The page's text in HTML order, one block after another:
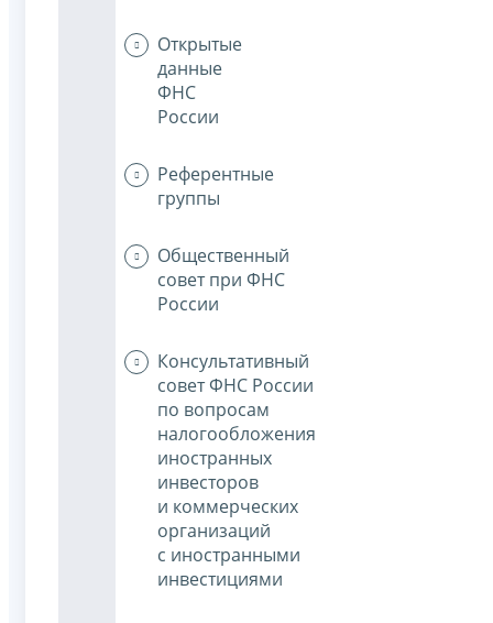
Открытые
данные
ФНС
России
Референтные
группы
Общественный
совет при ФНС
России
Консультативный
совет ФНС России
по вопросам
налогообложения
иностранных
инвесторов
и коммерческих
организаций
с иностранными
инвестициями